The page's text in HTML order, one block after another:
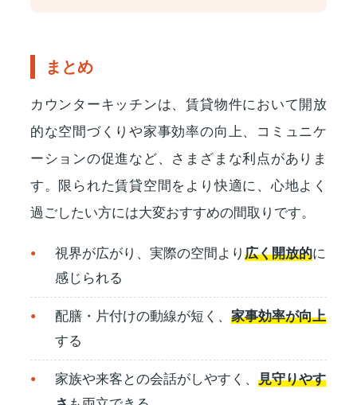
まとめ
カウンターキッチンは、賃貸物件において開放
的な空間づくりや家事効率の向上、コミュニケ
ーションの促進など、さまざまな利点がありま
す。限られた賃貸空間をより快適に、心地よく
過ごしたい方には大変おすすめの間取りです。
視界が広がり、実際の空間より広く開放的に
感じられる
配膳・片付けの動線が短く、家事効率が向上
する
家族や来客との会話がしやすく、見守りやす